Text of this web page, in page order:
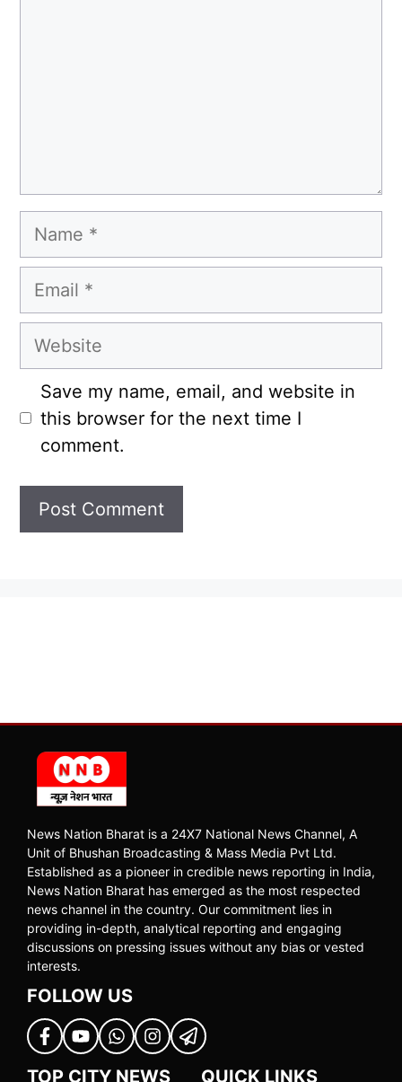
Name
Email
Website
Save my name, email, and website in
this browser for the next time I
comment.
News Nation Bharat is a 24X7 National News Channel, A
Unit of Bhushan Broadcasting & Mass Media Pvt Ltd.
Established as a pioneer in credible news reporting in India,
News Nation Bharat has emerged as the most respected
news channel in the country. Our commitment lies in
providing in-depth, analytical reporting and engaging
discussions on pressing issues without any bias or vested
interests.
FOLLOW US
TOP CITY NEWS QUICK LINKS